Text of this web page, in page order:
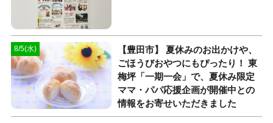
8/5(水)
【豊田市】 夏休みのお出かけや、
ごほうびおやつにもぴったり！ 東
梅坪「一期一会」で、夏休み限定
ママ・パパ応援企画が開催中との
情報をお寄せいただきました